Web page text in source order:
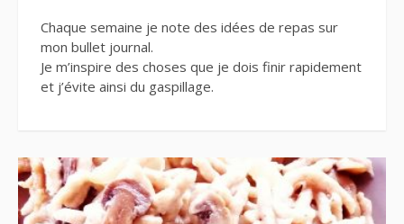
Chaque semaine je note des idées de repas sur
mon bullet journal.
Je m’inspire des choses que je dois finir rapidement
et j’évite ainsi du gaspillage.